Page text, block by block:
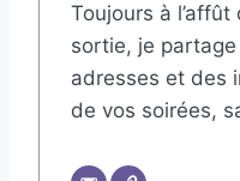
Toujours à
sortie, je
adresses et des
de vos soirées,